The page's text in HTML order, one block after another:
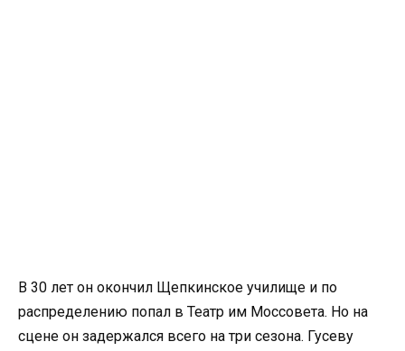
В 30 лет он окончил Щепкинское училище и по
распределению попал в Театр им Моссовета. Но на
сцене он задержался всего на три сезона. Гусеву